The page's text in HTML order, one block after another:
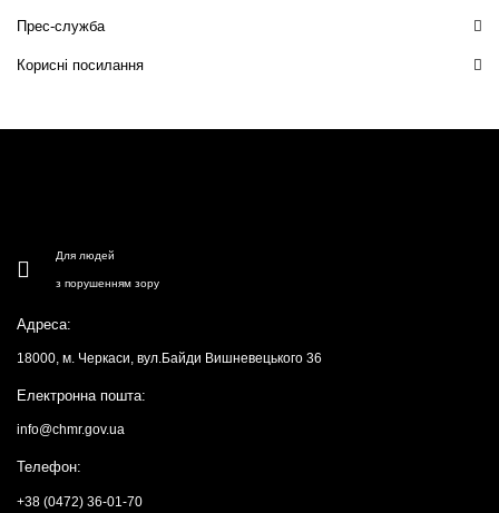
Прес-служба
Корисні посилання
Для людей
з порушенням зору
Адреса:
18000, м. Черкаси, вул.Байди Вишневецького 36
Електронна пошта:
info@chmr.gov.ua
Телефон:
+38 (0472) 36-01-70